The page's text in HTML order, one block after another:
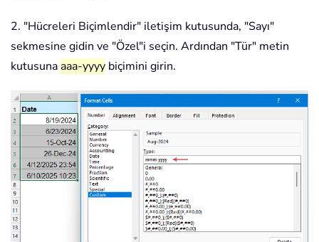
2. "Hücreleri Biçimlendir" iletişim kutusunda, "Sayı"
sekmesine gidin ve "Özel"i seçin. Ardından "Tür" metin
kutusunaaaa-yyyy biçimini girin.